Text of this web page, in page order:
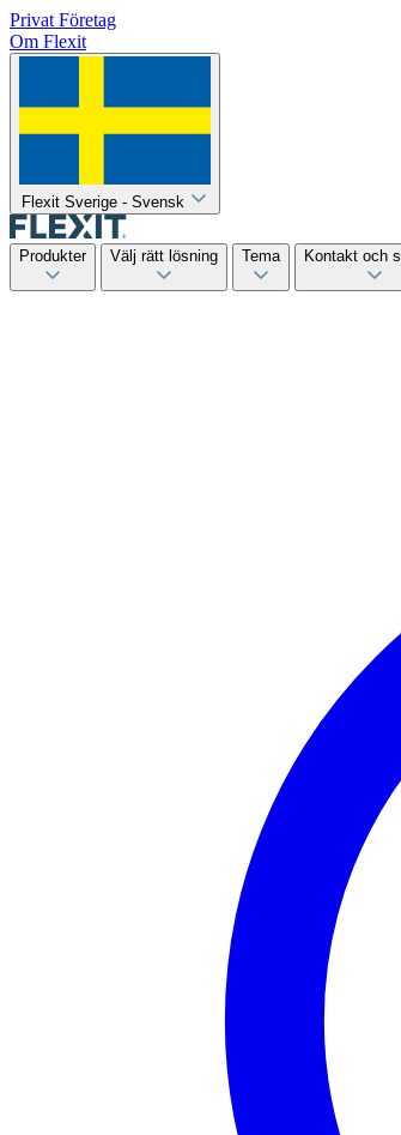
Privat Företag
Om Flexit
Flexit Sverige - Svensk
Produkter Välj rätt lösning Tema Kontakt och